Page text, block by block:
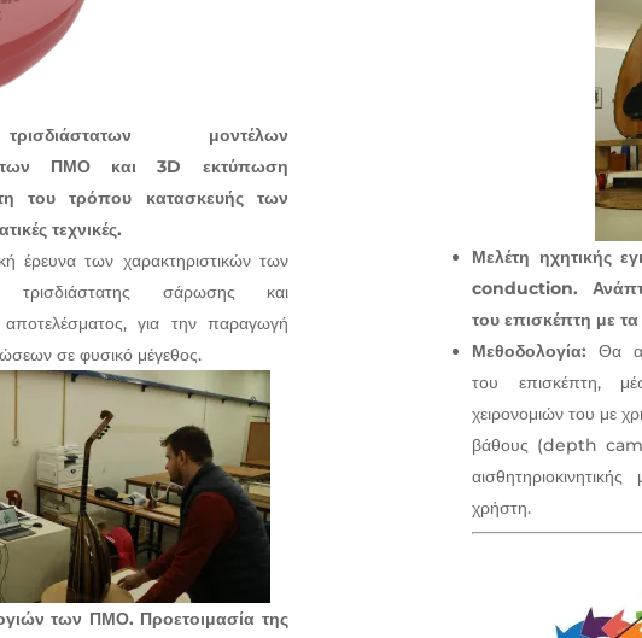
μοντέλων
των ΠΜΟ και 3D εκτύπωση
του τρόπου κατασκευής των
τεχνικές.
έρευνα των χαρακτηριστικών των
σάρωσης και
αποτελέσματος, για την παραγωγή
σε φυσικό μέγεθος.
των ΠΜΟ. Προετοιμασία της
Μελέτη ηχητικής
conduction.
του επισκέπτη με
Μεθοδολογία: Θα
του επισκέπτη,
χειρονομιών του
βάθους (depth
χρήστη.